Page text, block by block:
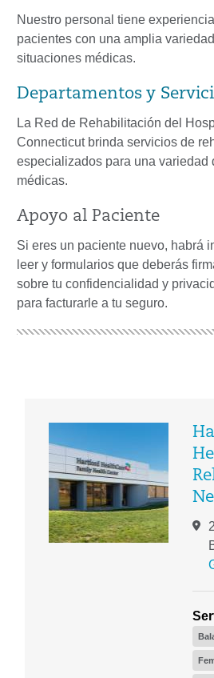
Nuestro personal tiene
pacientes con una amplia
situaciones médicas.
Departamentos y
La Red de Rehabilitación del
Connecticut brinda servicios de
especializados para una variedad
médicas.
Apoyo al Paciente
Si eres un paciente nuevo, habrá
leer y formularios que deberás
sobre tu confidencialidad y
para facturarle a tu seguro.